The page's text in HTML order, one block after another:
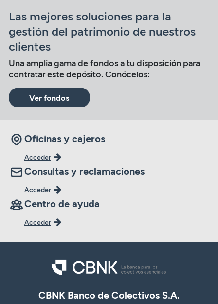
Las mejores soluciones para la
gestión del patrimonio de nuestros
clientes
Una amplia gama de fondos a tu disposición para
contratar este depósito. Conócelos:
Ver fondos
Oficinas y cajeros
Acceder
Consultas y reclamaciones
Acceder
Centro de ayuda
Acceder
CBNK Banco de Colectivos S.A.